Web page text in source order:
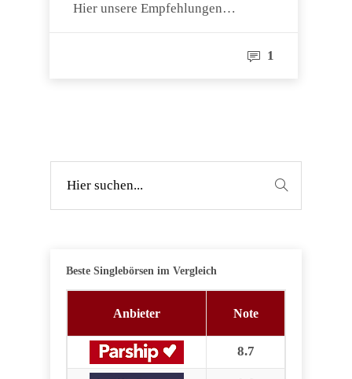
Hier unsere Empfehlungen…
1
Beste Singlebörsen im Vergleich
Anbieter Note
8.7